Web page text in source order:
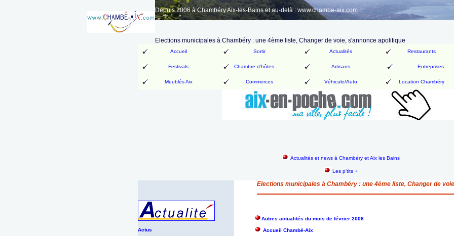
Depuis 2006 à Chambéry Aix-les-Bains et au-delà : www.chambe-aix.com
Elections municipales à Chambéry : une 4ème liste, Changer de voie, s'annonce apolitique
Accueil Sortir Actualités Restaurants
Festivals Chambre d'hôtes Artisans Entreprises
Meublés Aix Commerces Véhicule/Auto Location Chambéry
Actualités et news à Chambéry et Aix les Bains
Les p'tits +
Elections municipales à Chambéry : une 4ème liste, Changer de
Actus
Autres actualités du mois de février 2008
Accueil Chambé-Aix